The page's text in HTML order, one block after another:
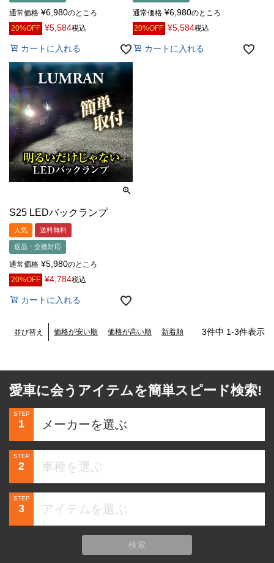
通常価格 ¥6,980のところ
20%OFF ¥5,584税込
カートに入れる
通常価格 ¥6,980のところ
20%OFF ¥5,584税込
カートに入れる
S25 LEDバックランプ
人気 送料無料
返品・交換対応
通常価格 ¥5,980のところ
20%OFF ¥4,784税込
カートに入れる
並び替え 価格が安い順 価格が高い順 新着順 3件中 1-3件表示
愛車に会うアイテムを簡単スピード検索!
STEP
1
STEP
2
STEP
3
検索